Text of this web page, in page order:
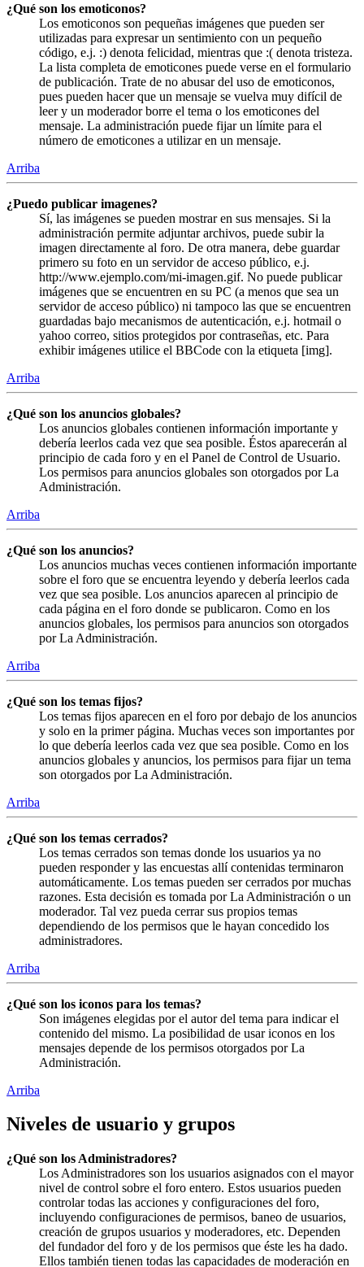
¿Qué son los emoticonos?
Los emoticonos son pequeñas imágenes que pueden ser
utilizadas para expresar un sentimiento con un pequeño
código, e.j. :) denota felicidad, mientras que :( denota tristeza.
La lista completa de emoticones puede verse en el formulario
de publicación. Trate de no abusar del uso de emoticonos,
pues pueden hacer que un mensaje se vuelva muy difícil de
leer y un moderador borre el tema o los emoticones del
mensaje. La administración puede fijar un límite para el
número de emoticones a utilizar en un mensaje.
Arriba
¿Puedo publicar imagenes?
Sí, las imágenes se pueden mostrar en sus mensajes. Si la
administración permite adjuntar archivos, puede subir la
imagen directamente al foro. De otra manera, debe guardar
primero su foto en un servidor de acceso público, e.j.
http://www.ejemplo.com/mi-imagen.gif. No puede publicar
imágenes que se encuentren en su PC (a menos que sea un
servidor de acceso público) ni tampoco las que se encuentren
guardadas bajo mecanismos de autenticación, e.j. hotmail o
yahoo correo, sitios protegidos por contraseñas, etc. Para
exhibir imágenes utilice el BBCode con la etiqueta [img].
Arriba
¿Qué son los anuncios globales?
Los anuncios globales contienen información importante y
debería leerlos cada vez que sea posible. Éstos aparecerán al
principio de cada foro y en el Panel de Control de Usuario.
Los permisos para anuncios globales son otorgados por La
Administración.
Arriba
¿Qué son los anuncios?
Los anuncios muchas veces contienen información importante
sobre el foro que se encuentra leyendo y debería leerlos cada
vez que sea posible. Los anuncios aparecen al principio de
cada página en el foro donde se publicaron. Como en los
anuncios globales, los permisos para anuncios son otorgados
por La Administración.
Arriba
¿Qué son los temas fijos?
Los temas fijos aparecen en el foro por debajo de los anuncios
y solo en la primer página. Muchas veces son importantes por
lo que debería leerlos cada vez que sea posible. Como en los
anuncios globales y anuncios, los permisos para fijar un tema
son otorgados por La Administración.
Arriba
¿Qué son los temas cerrados?
Los temas cerrados son temas donde los usuarios ya no
pueden responder y las encuestas allí contenidas terminaron
automáticamente. Los temas pueden ser cerrados por muchas
razones. Esta decisión es tomada por La Administración o un
moderador. Tal vez pueda cerrar sus propios temas
dependiendo de los permisos que le hayan concedido los
administradores.
Arriba
¿Qué son los iconos para los temas?
Son imágenes elegidas por el autor del tema para indicar el
contenido del mismo. La posibilidad de usar iconos en los
mensajes depende de los permisos otorgados por La
Administración.
Arriba
Niveles de usuario y grupos
¿Qué son los Administradores?
Los Administradores son los usuarios asignados con el mayor
nivel de control sobre el foro entero. Estos usuarios pueden
controlar todas las acciones y configuraciones del foro,
incluyendo configuraciones de permisos, baneo de usuarios,
creación de grupos usuarios y moderadores, etc. Dependen
del fundador del foro y de los permisos que éste les ha dado.
Ellos también tienen todas las capacidades de moderación en